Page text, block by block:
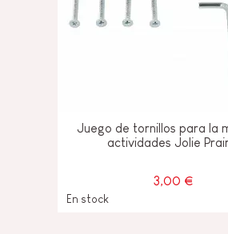
Juego de tornillos para la
actividades Jolie
3,00 €
En stock